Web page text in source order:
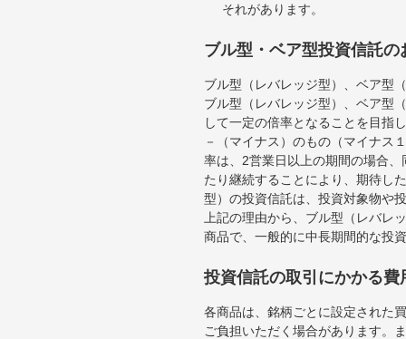
それがあります。
ブル型・ベア型投資信託
ブル型（レバレッジ型）、ベア型
ブル型（レバレッジ型）、ベア型
して一定の倍率となることを目指
－（マイナス）のもの（マイナス
率は、2営業日以上の期間の場合
たり継続することにより、期待し
型）の投資信託は、投資対象物や
上記の理由から、ブル型（レバレ
商品で、一般的に中長期間的な投
投資信託の取引にかかる費
各商品は、銘柄ごとに設定された
ご負担いただく場合があります。